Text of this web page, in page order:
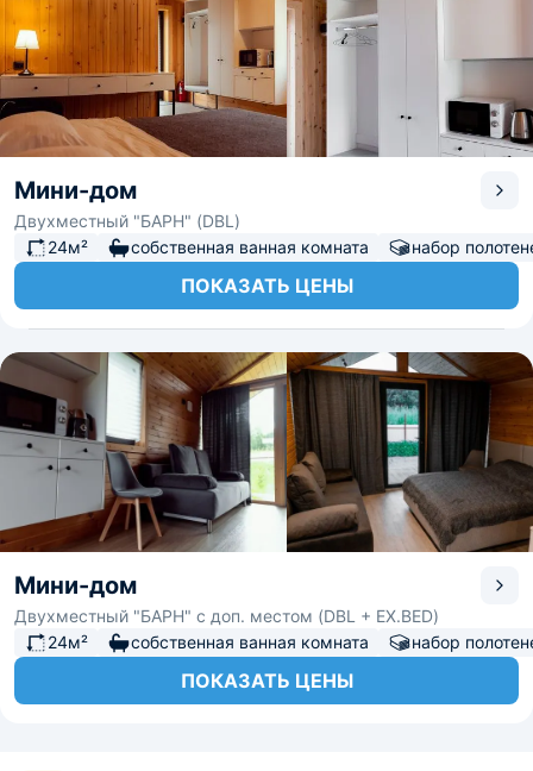
Мини-дом
Двухместный "БАРН" (DBL)
24м²
собственная ванная комната набор
ПОКАЗАТЬ ЦЕНЫ
Мини-дом
Двухместный "БАРН" с доп. местом (DBL + EX.BED)
24м²
собственная ванная комната набор
ПОКАЗАТЬ ЦЕНЫ